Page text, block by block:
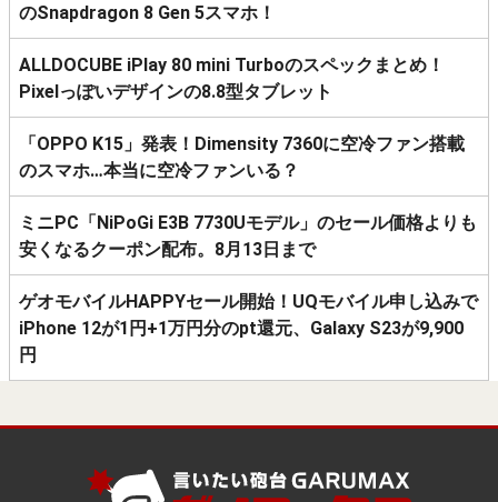
のSnapdragon 8 Gen 5スマホ！
ALLDOCUBE iPlay 80 mini Turboのスペックまとめ！
Pixelっぽいデザインの8.8型タブレット
「OPPO K15」発表！Dimensity 7360に空冷ファン搭載
のスマホ…本当に空冷ファンいる？
ミニPC「NiPoGi E3B 7730Uモデル」のセール価格よりも
安くなるクーポン配布。8月13日まで
ゲオモバイルHAPPYセール開始！UQモバイル申し込みで
iPhone 12が1円+1万円分のpt還元、Galaxy S23が9,900
円